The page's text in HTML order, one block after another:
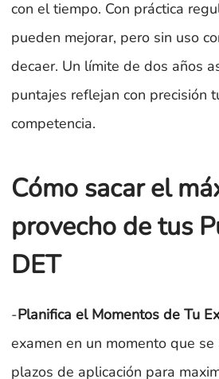
con el tiempo. Con práctica
pueden mejorar, pero sin uso
decaer. Un límite de dos años
puntajes reflejan con precisión
competencia.
Cómo sacar el
provecho de tus
DET
-Planifica el Momentos de Tu
examen en un momento que
plazos de aplicación para